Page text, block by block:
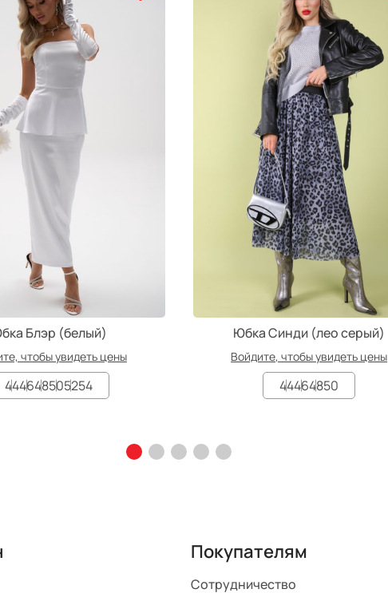
Блэр (белый)
чтобы увидеть цены
444648505254
Юбка Синди (лео серый)
Войдите, чтобы увидеть цены
44464850
Покупателям
Сотрудничество